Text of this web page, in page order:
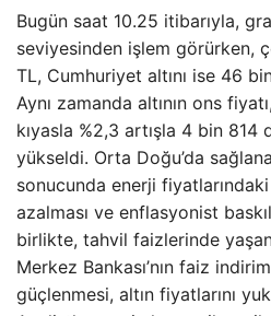
Bugün saat 10.25 itibarıyla,
seviyesinden işlem görürken,
TL, Cumhuriyet altını ise 46
Aynı zamanda altının ons
kıyasla %2,3 artışla 4 bin 814
yükseldi. Orta Doğu’da
sonucunda enerji
azalması ve enflasyonist
birlikte, tahvil faizlerinde
Merkez Bankası’nın faiz
güçlenmesi, altın fiyatlarını